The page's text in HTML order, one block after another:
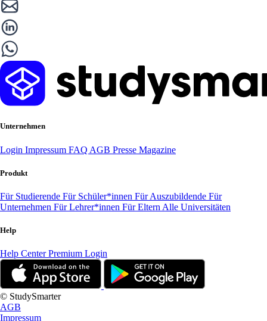
Unternehmen
Login Impressum FAQ AGB Presse Magazine
Produkt
Für Studierende Für Schüler*innen Für Auszubildende Für
Unternehmen Für Lehrer*innen Für Eltern Alle Universitäten
Help
Help CenterPremium Login
© StudySmarter
AGB
Impressum